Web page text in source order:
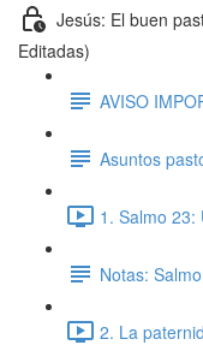
Jesús: El buen
Editadas)
AVISO
Asuntos
1. Salmo 23:
Notas:
2. La